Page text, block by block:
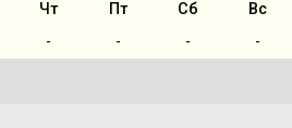
Чт Пт Сб
Вс
- - - -